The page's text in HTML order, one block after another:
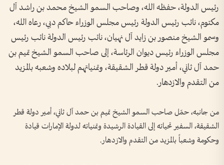
رئيس الدولة، حفظه الله، وصاحب السمو الشيخ محمد بن راشد آل
مكتوم، نائب رئيس الدولة رئيس مجلس الوزراء حاكم دبي، رعاه الله،
وسمو الشيخ منصور بن زايد آل نهيان، نائب رئيس الدولة نائب رئيس
مجلس الوزراء رئيس ديوان الرئاسة، إلى صاحب السمو الشيخ تميم بن
حمد آل ثاني، أمير دولة قطر الشقيقة، وتمنياتهم لبلاده وشعبه بالمزيد
من التقدم والازدهار.
من جانبه، حمّل صاحب السمو الشيخ تميم بن حمد آل ثاني، أمير دولة قطر
الشقيقة، السفير تحياته إلى القيادة الرشيدة وتمنياته لدولة الإمارات قيادة
وحكومة وشعباً بالمزيد من التقدم والازدهار.